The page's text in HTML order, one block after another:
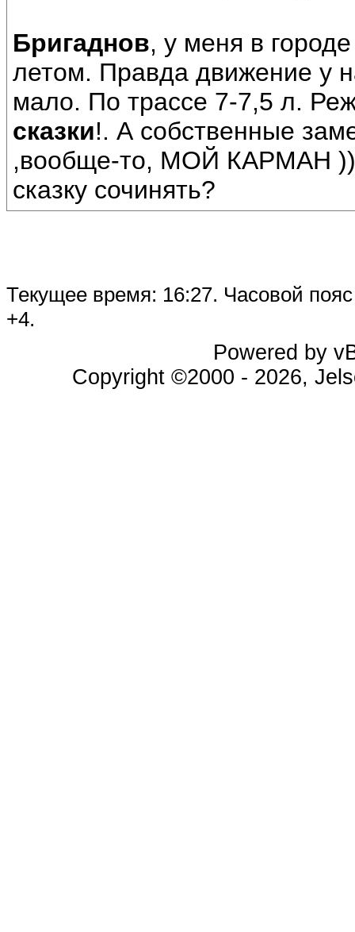
Бригаднов, у меня в
летом. Правда движение у
мало. По трассе 7-7,5 л.
сказки!. А собственные
,вообще-то, МОЙ КАРМАН
сказку сочинять?
Текущее время: 16:27. Часовой
+4.
Powered by
Copyright ©2000 - 2026,